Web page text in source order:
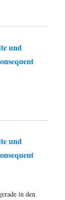
und
und
in den